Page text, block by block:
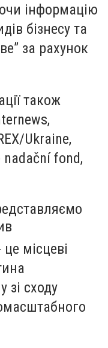
інформацію
бізнесу та
за рахунок
також
Ukraine,
nadační fond,
місцеві
зі сходу